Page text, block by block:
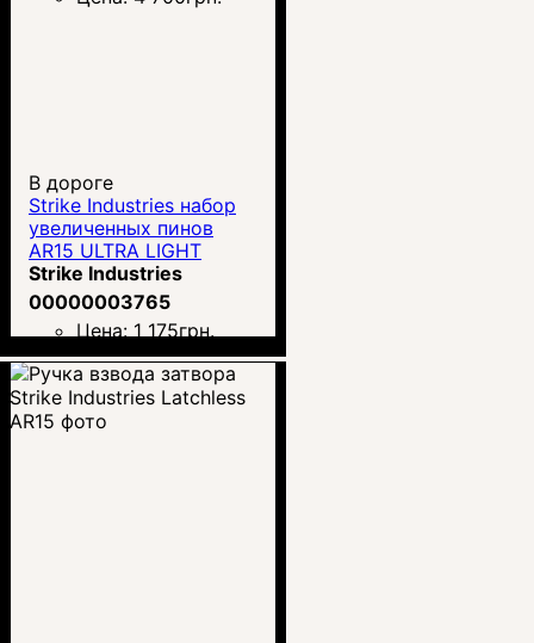
В дороге
Strike Industries набор
увеличенных пинов
AR15 ULTRA LIGHT
Strike Industries
00000003765
Цена: 1 175грн.